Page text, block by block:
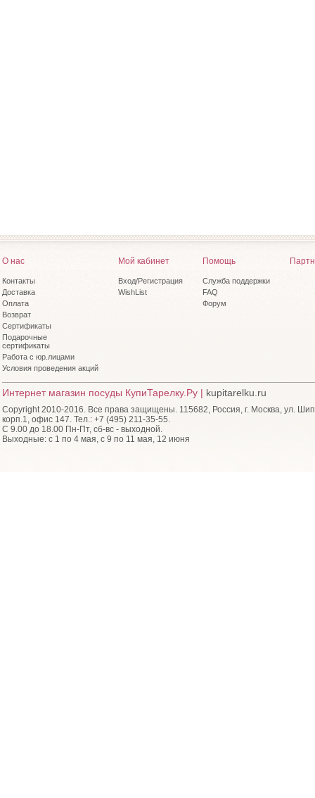
О нас
Контакты
Доставка
Оплата
Возврат
Сертификаты
Подарочные
сертификаты
Работа с юр.лицами
Условия проведения акций
Мой кабинет
Вход/Регистрация
WishList
Помощь
Служба поддержки
FAQ
Форум
Интернет магазин посуды КупиТарелку.Ру | kupitarelku.ru
Copyright 2010-2016. Все права защищены. 115682, Россия, г. Москва, ул.
корп.1, офис 147. Тел.: +7 (495) 211-35-55.
С 9.00 до 18.00 Пн-Пт, сб-вс - выходной.
Выходные: с 1 по 4 мая, с 9 по 11 мая, 12 июня